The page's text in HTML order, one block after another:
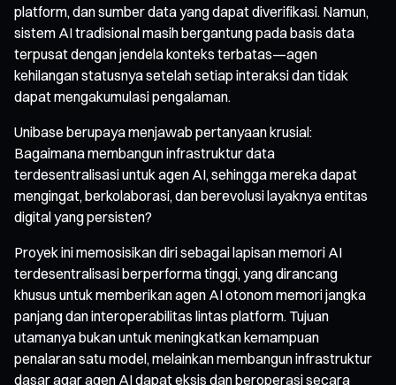
platform, dan sumber data yang dapat diverifikasi. Namun,
sistem AI tradisional masih bergantung pada basis data
terpusat dengan jendela konteks terbatas—agen
kehilangan statusnya setelah setiap interaksi dan tidak
dapat mengakumulasi pengalaman.
Unibase berupaya menjawab pertanyaan krusial:
Bagaimana membangun infrastruktur data
terdesentralisasi untuk agen AI, sehingga mereka dapat
mengingat, berkolaborasi, dan berevolusi layaknya entitas
digital yang persisten?
Proyek ini memosisikan diri sebagai lapisan memori AI
terdesentralisasi berperforma tinggi, yang dirancang
khusus untuk memberikan agen AI otonom memori jangka
panjang dan interoperabilitas lintas platform. Tujuan
utamanya bukan untuk meningkatkan kemampuan
penalaran satu model, melainkan membangun infrastruktur
dasar agar agen AI dapat eksis dan beroperasi secara